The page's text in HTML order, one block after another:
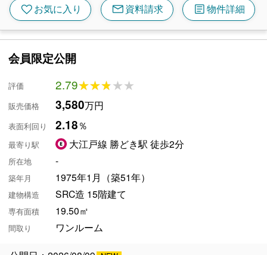
favoriteお気に入り mail資料請求 article物件詳細
会員限定公開
評価 2.79★★★★★
★★★★★
販売価格 3,580万円
表面利回り 2.18％
最寄り駅 大江戸線 勝どき駅 徒歩2分
所在地 -
築年月 1975年1月（築51年）
建物構造 SRC造 15階建て
専有面積 19.50㎡
間取り ワンルーム